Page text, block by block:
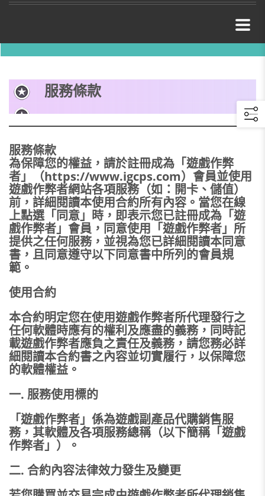
服務條款
服務條款
為保障您的權益，請於註冊成為「遊戲作弊
者」（https://www.igcps.com）會員並使用
遊戲作弊者網站各項服務（如：開卡、儲值）
前，詳細閱讀本使用合約所有內容。當您在線
上點選「同意」時，即表示您已註冊成為「遊
戲作弊者」會員，同意使用「遊戲作弊者」所
提供之任何服務，並視為您已詳細閱讀本同意
書，且同意遵守以下同意書中所列的會員規
範。
使用合約
本合約明定您在使用遊戲作弊者所代理發行之
任何軟體時應有的權利及應盡的義務，同時記
載遊戲作弊者應負之責任及義務，請您務必詳
細閱讀本合約書之內容並切實履行，以保障您
的軟體權益。
一. 服務使用標的
「遊戲作弊者」係為遊戲副產品代購銷售服
務，其軟體及各項服務總稱（以下簡稱「遊戲
作弊者」）。
二. 合約內容法律效力發生及變更